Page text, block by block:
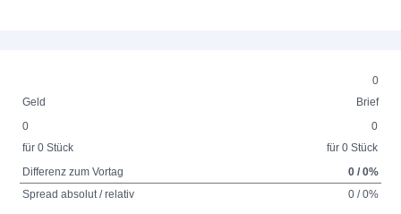
0
Geld
Brief
0
für 0 Stück
0
für 0 Stück
Differenz zum Vortag
0 / 0%
Spread absolut / relativ
0 / 0%